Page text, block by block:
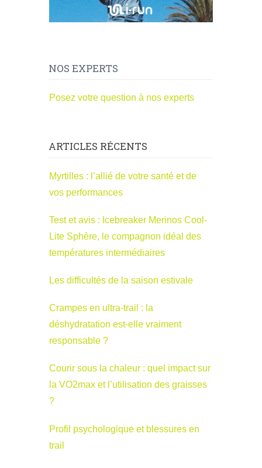
NOS EXPERTS
Posez votre question à nos experts
ARTICLES RÉCENTS
Myrtilles : l’allié de votre santé et de
vos performances
Test et avis : Icebreaker Merinos Cool-
Lite Sphère, le compagnon idéal des
températures intermédiaires
Les difficultés de la saison estivale
Crampes en ultra-trail : la
déshydratation est-elle vraiment
responsable ?
Courir sous la chaleur : quel impact sur
la VO2max et l’utilisation des graisses
?
Profil psychologique et blessures en
trail